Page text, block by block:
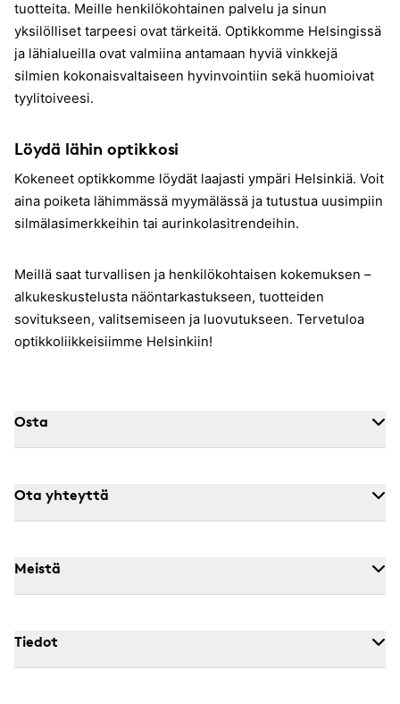
tuotteita. Meille henkilökohtainen palvelu ja sinun
yksilölliset tarpeesi ovat tärkeitä. Optikkomme Helsingissä
ja lähialueilla ovat valmiina antamaan hyviä vinkkejä
silmien kokonaisvaltaiseen hyvinvointiin sekä huomioivat
tyylitoiveesi.
Löydä lähin optikkosi
Kokeneet optikkomme löydät laajasti ympäri Helsinkiä. Voit
aina poiketa lähimmässä myymälässä ja tutustua uusimpiin
silmälasimerkkeihin tai aurinkolasitrendeihin.
Meillä saat turvallisen ja henkilökohtaisen kokemuksen –
alkukeskustelusta näöntarkastukseen, tuotteiden
sovitukseen, valitsemiseen ja luovutukseen. Tervetuloa
optikkoliikkeisiimme Helsinkiin!
Osta
Ota yhteyttä
Meistä
Tiedot